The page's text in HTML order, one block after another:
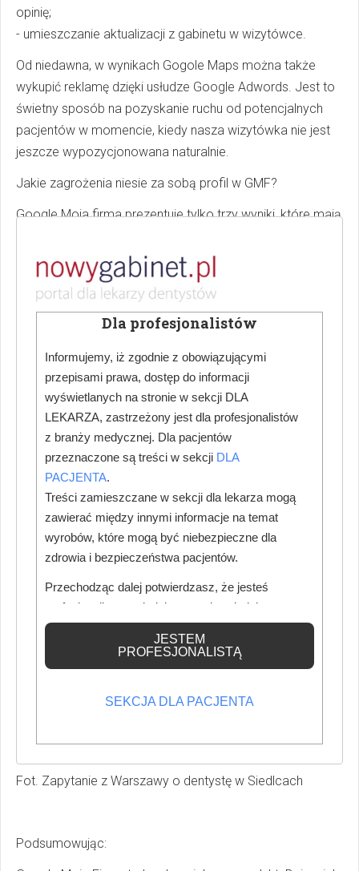
opinię;
- umieszczanie aktualizacji z gabinetu w wizytówce.
Od niedawna, w wynikach Gogole Maps można także
wykupić reklamę dzięki usłudze Google Adwords. Jest to
świetny sposób na pozyskanie ruchu od potencjalnych
pacjentów w momencie, kiedy nasza wizytówka nie jest
jeszcze wypozycjonowana naturalnie.
Jakie zagrożenia niesie za sobą profil w GMF?
Google Moja firma prezentuje tylko trzy wyniki, które mają
podmiotów. Ta walka często przybiera bardzo nieczysty
charakter.
Spotykaliśmy się niejednokrotnie z praktykami czarnego
PR, gdy firma X chcą popsuć firmie Y opinie oraz pozycje
w GMF i kupuje na rynku negatywne rekomendacje.
Skutkiem tego ranking firmy Y zostaje obniżony, a
wiarygodność na rynku popsuta dzięki tym opiniom.
Na szczęście Google oferuje moduł zgłaszania takich
opinii i w bliższej lub dalszej perspektywie można te opinie
usunąć. Nie jest to jednak proces prosty i szybki. Tutaj
również z pomocą przychodzi wiele firm specjalizujących
się w konsultingu w zakresie negatywnego PR.
Fot. Zapytanie z Warszawy o dentystę w Siedlcach
Podsumowując:
Dla profesjonalistów
Informujemy, iż zgodnie z obowiązującymi
przepisami prawa, dostęp do informacji
wyświetlanych na stronie w sekcji DLA
LEKARZA, zastrzeżony jest dla profesjonalistów
z branży medycznej. Dla pacjentów
przeznaczone są treści w sekcji DLA
PACJENTA.
Treści zamieszczane w sekcji dla lekarza mogą
zawierać między innymi informacje na temat
wyrobów, które mogą być niebezpieczne dla
zdrowia i bezpieczeństwa pacjentów.
Przechodząc dalej potwierdzasz, że jesteś
profesjonalistą posiadającym odpowiednią
wiedzę medyczną.
JESTEM
PROFESJONALISTĄ
SEKCJA DLA PACJENTA